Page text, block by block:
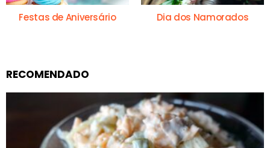
Festas de Aniversário Dia dos Namorados
RECOMENDADO